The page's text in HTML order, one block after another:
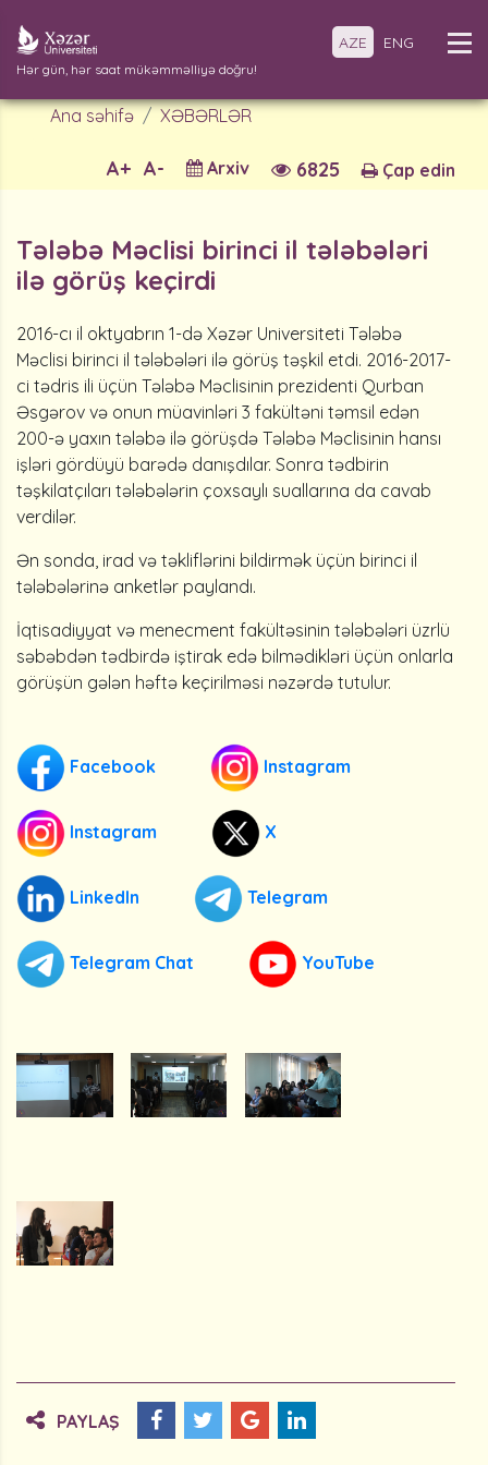
Hər gün, hər saat mükəmməlliyə doğru!
AZE ENG
Ana səhifə XƏBƏRLƏR
Çap edin
6825
Arxiv
A-
A+
Tələbə Məclisi birinci il tələbələri
ilə görüş keçirdi
2016-cı il oktyabrın 1-də Xəzər Universiteti Tələbə
Məclisi birinci il tələbələri ilə görüş təşkil etdi. 2016-2017-
ci tədris ili üçün Tələbə Məclisinin prezidenti Qurban
Əsgərov və onun müavinləri 3 fakültəni təmsil edən
200-ə yaxın tələbə ilə görüşdə Tələbə Məclisinin hansı
işləri gördüyü barədə danışdılar. Sonra tədbirin
təşkilatçıları tələbələrin çoxsaylı suallarına da cavab
verdilər.
Ən sonda, irad və təkliflərini bildirmək üçün birinci il
tələbələrinə anketlər paylandı.
İqtisadiyyat və menecment fakültəsinin tələbələri üzrlü
səbəbdən tədbirdə iştirak edə bilmədikləri üçün onlarla
görüşün gələn həftə keçirilməsi nəzərdə tutulur.
Facebook Instagram
Instagram X
LinkedIn Telegram
Telegram Chat YouTube
PAYLAŞ